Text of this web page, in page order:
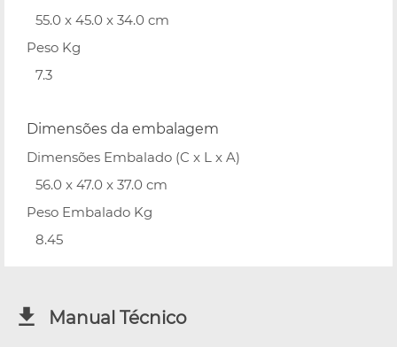
55.0 x 45.0 x 34.0 cm
Peso Kg
7.3
Dimensões da embalagem
Dimensões Embalado (C x L x A)
56.0 x 47.0 x 37.0 cm
Peso Embalado Kg
8.45
Manual Técnico